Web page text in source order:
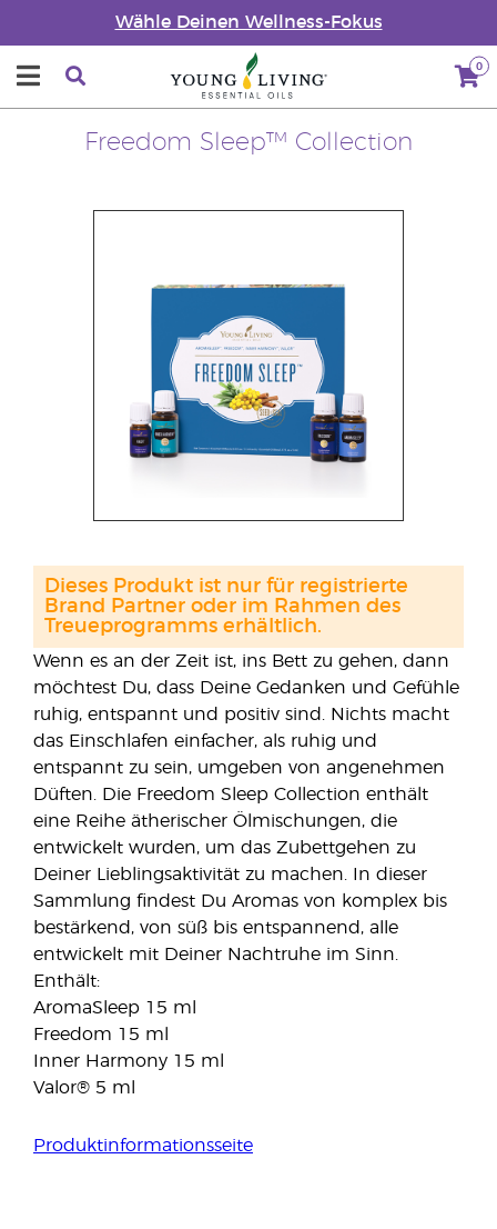
Wähle Deinen Wellness-Fokus
0
Freedom Sleep™ Collection
Wenn es an der Zeit ist, ins Bett zu gehen, dann
möchtest Du, dass Deine Gedanken und Gefühle
ruhig, entspannt und positiv sind. Nichts macht
das Einschlafen einfacher, als ruhig und
entspannt zu sein, umgeben von angenehmen
Düften. Die Freedom Sleep Collection enthält
eine Reihe ätherischer Ölmischungen, die
entwickelt wurden, um das Zubettgehen zu
Deiner Lieblingsaktivität zu machen. In dieser
Sammlung findest Du Aromas von komplex bis
bestärkend, von süß bis entspannend, alle
entwickelt mit Deiner Nachtruhe im Sinn.
Enthält:
AromaSleep 15 ml
Freedom 15 ml
Inner Harmony 15 ml
Valor® 5 ml
Produktinformationsseite
Dieses Produkt ist nur für registrierte
Brand Partner oder im Rahmen des
Treueprogramms erhältlich.